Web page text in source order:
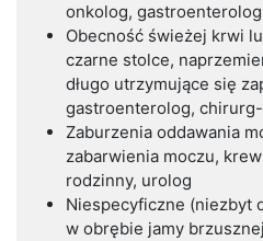
onkolog, gastroenterolog
Obecność świeżej krwi
czarne stolce,
długo utrzymujące się
gastroenterolog,
Zaburzenia oddawania
zabarwienia moczu,
rodzinny, urolog
Niespecyficzne (niezbyt
w obrębie jamy